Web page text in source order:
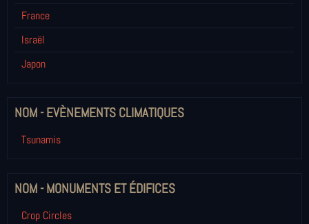
France
Israël
Japon
NOM - EVÈNEMENTS CLIMATIQUES
Tsunamis
NOM - MONUMENTS ET ÉDIFICES
Crop Circles